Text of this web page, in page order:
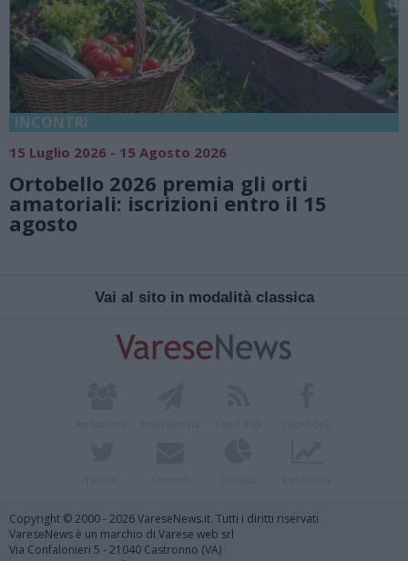
INCONTRI
15 Luglio 2026 - 15 Agosto 2026
Ortobello 2026 premia gli orti
amatoriali: iscrizioni entro il 15
agosto
Vai al sito in modalità classica
Copyright © 2000 - 2026 VareseNews.it. Tutti i diritti riservati
VareseNews è un marchio di Varese web srl
Via Confalonieri 5 - 21040 Castronno (VA)